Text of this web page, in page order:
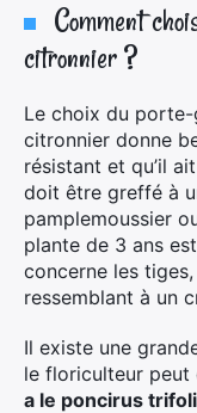
Comment
citronnier ?
Le choix du
citronnier donne
résistant et qu’il
doit être greffé à
pamplemoussier
plante de 3 ans
concerne les
ressemblant à un
Il existe une
le floriculteur peut
a le poncirus